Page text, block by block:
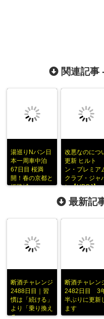
関連記事
湯巡りNバン日
本一周車中泊
67日目 桜満
開！春の京都と
姫路城
改悪なのにつ
更新 ヒルト
ン・プレミア
クラブ・ジャ
ン【HPCJ】
最新記
断酒チャレンジ
2488日目｜習
慣は「続ける」
より「乗り換え
る」
断酒チャレン
2482日目 3
半ぶりに更新
ます